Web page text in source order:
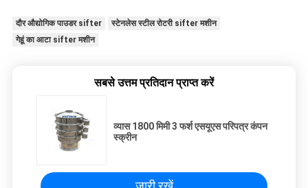
दौर औद्योगिक पाउडर sifter
स्टेनलेस स्टील रोटरी sifter मशीन
गेहूं का आटा sifter मशीन
सबसे उत्तम प्रतिदान प्राप्त करें
व्यास 1800 मिमी 3 फर्श एसयूएस परिपत्र कंपन
स्क्रीन